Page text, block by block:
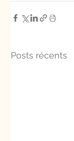
Posts récents